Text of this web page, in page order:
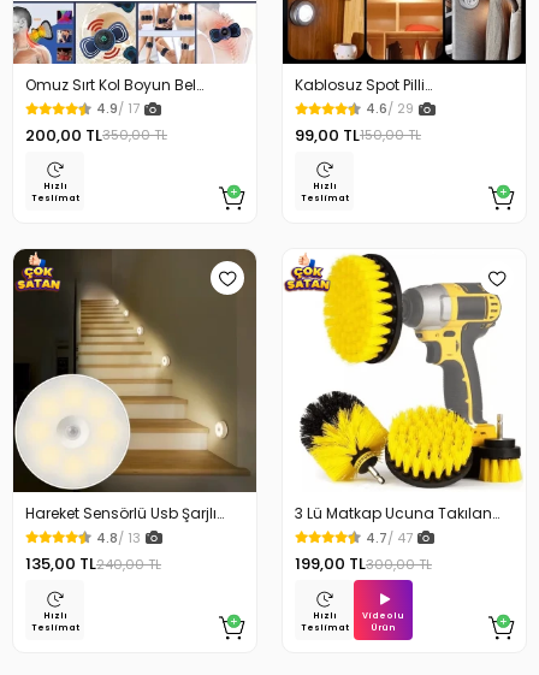
Omuz Sırt Kol Boyun Bel
Kelebek Masaj Aleti
4.9/ 17
200,00 TL350,00 TL
Hızlı
Teslimat
Kablosuz Spot Pilli
Dokunmatik Led Lamba
4.6/ 29
99,00 TL150,00 TL
Hızlı
Teslimat
Hareket Sensörlü Usb Şarjlı
Beyaz Led Işık Lamba
4.8/ 13
135,00 TL240,00 TL
Hızlı
Teslimat
3 Lü Matkap Ucuna Takılan
Temizlik Fırça Seti
4.7/ 47
199,00 TL300,00 TL
Hızlı
Teslimat
Videolu
Ürün